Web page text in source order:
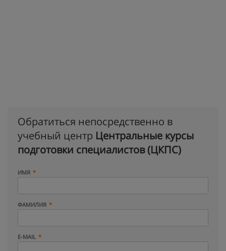
Обратиться непосредственно в
учебный центр Центральные курсы
подготовки специалистов (ЦКПС)
ИМЯ
ФАМИЛИЯ
E-MAIL